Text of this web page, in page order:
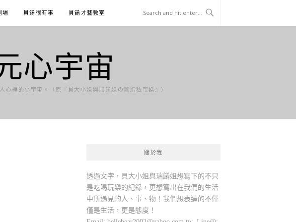
場 貝餚很有事 貝餚才藝教室
心宇宙
裡的小宇宙。（原『貝大小姐與瑞餚姐の囂脂私蜜話』）
關於我
透過文字，貝大小姐與瑞餚姐想寫下的不只
是吃喝玩樂的紀錄，更想寫出在我們的生活
中所遇見的人、事、物！我們想表達的不僅
僅是生活，更是態度！